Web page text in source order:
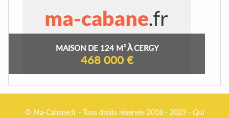
MAISON DE 124 M² À CERGY
468 000 €
© Ma-Cabane.fr - Tous droits réservés 2018 - 2023 - Qui